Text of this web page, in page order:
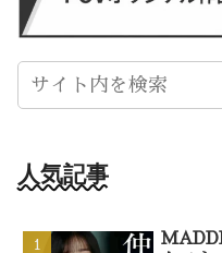
人気記事